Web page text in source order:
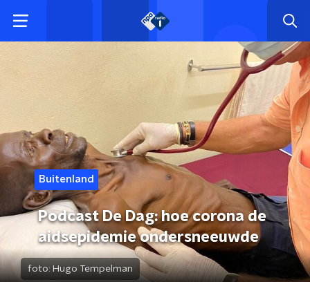
Buitenland
Podcast De Dag: hoe corona de
aidsepidemie ondersneeuwde
foto: Hugo Tempelman